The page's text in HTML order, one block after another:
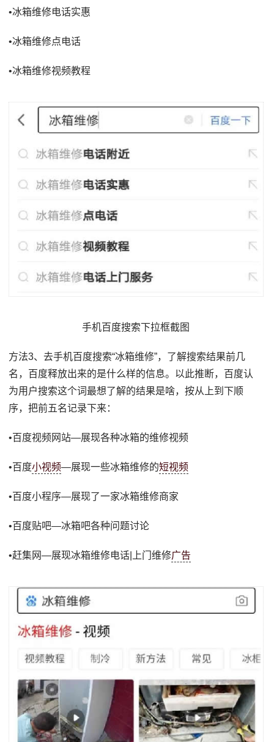
•冰箱维修电话实惠
•冰箱维修点电话
•冰箱维修视频教程
手机百度搜索下拉框截图
方法3、去手机百度搜索“冰箱维修”，了解搜索结果前几
名，百度释放出来的是什么样的信息。以此推断，百度认
为用户搜索这个词最想了解的结果是啥，按从上到下顺
序，把前五名记录下来：
•百度视频网站—展现各种冰箱的维修视频
•百度小视频—展现一些冰箱维修的短视频
•百度小程序—展现了一家冰箱维修商家
•百度贴吧—冰箱吧各种问题讨论
•赶集网—展现冰箱维修电话|上门维修广告